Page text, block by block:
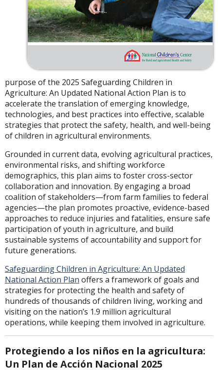
purpose of the 2025 Safeguarding Children in
Agriculture: An Updated National Action Plan is to
accelerate the translation of emerging knowledge,
technologies, and best practices into effective, scalable
strategies that protect the safety, health, and well-being
of children in agricultural environments.
Grounded in current data, evolving agricultural practices,
environmental risks, and shifting workforce
demographics, this plan aims to foster cross-sector
collaboration and innovation. By engaging a broad
coalition of stakeholders—from farm families to federal
agencies—the plan promotes proactive, evidence-based
approaches to reduce injuries and fatalities, ensure safe
participation of youth in agriculture, and build
sustainable systems of accountability and support for
future generations.
Safeguarding Children in Agriculture: An Updated
National Action Plan offers a framework of goals and
strategies for protecting the health and safety of
hundreds of thousands of children living, working and
visiting on the nation’s 1.9 million agricultural
operations, while keeping them involved in agriculture.
Protegiendo a los niños en la agricultura:
Un Plan de Acción Nacional 2025